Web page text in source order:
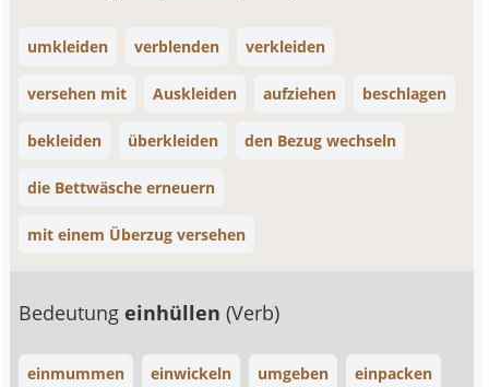
umkleiden verblenden verkleiden
versehen mit Auskleiden aufziehen beschlagen
bekleiden überkleiden den Bezug wechseln
die Bettwäsche erneuern
mit einem Überzug versehen
Bedeutungeinhüllen(Verb)
einmummen einwickeln umgeben einpacken